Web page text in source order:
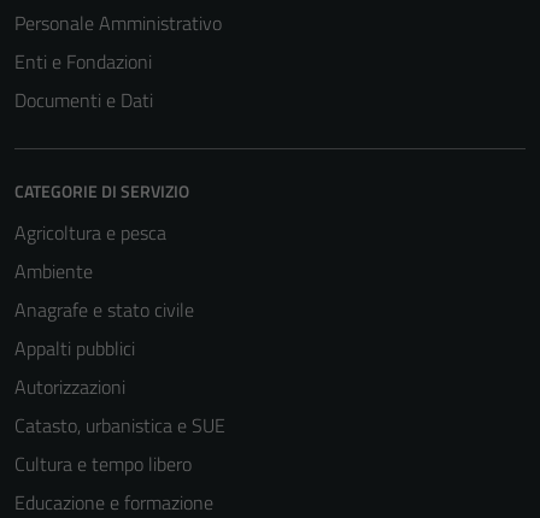
Personale Amministrativo
Enti e Fondazioni
Documenti e Dati
CATEGORIE DI SERVIZIO
Agricoltura e pesca
Ambiente
Anagrafe e stato civile
Appalti pubblici
Autorizzazioni
Catasto, urbanistica e SUE
Cultura e tempo libero
Educazione e formazione